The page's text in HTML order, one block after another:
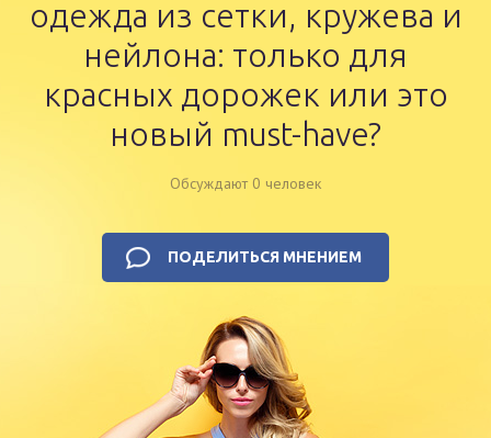
одежда из сетки, кружева и
нейлона: только для
красных дорожек или это
новый must-have?
Обсуждают 0 человек
ПОДЕЛИТЬСЯ МНЕНИЕМ